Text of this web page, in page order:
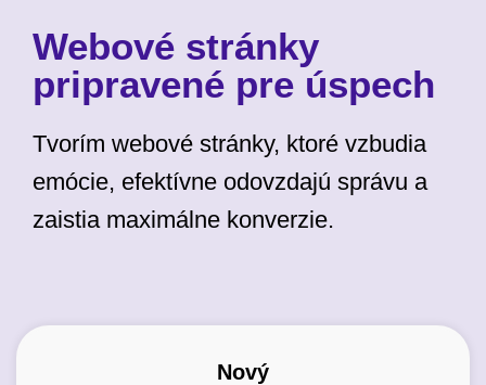
Webové stránky
pripravené pre úspech
Tvorím webové stránky, ktoré vzbudia
emócie, efektívne odovzdajú správu a
zaistia maximálne konverzie.
Nový